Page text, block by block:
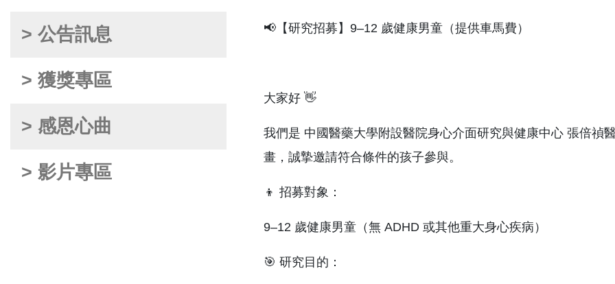
> 公告訊息
> 獲獎專區
> 感恩心曲
> 影片專區
📢【研究招募】9–12 歲健康男童（提供車馬費）
大家好 👋
我們是 中國醫藥大學附設醫院身心介面研究與健康中心 張倍禎
畫，誠摯邀請符合條件的孩子參與。
👦 招募對象：
9–12 歲健康男童（無 ADHD 或其他重大身心疾病）
🎯 研究目的：